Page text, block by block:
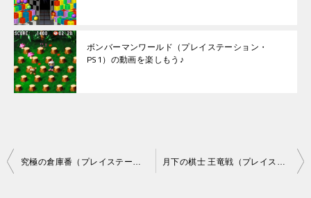
ボンバーマンワールド（プレイステーション・
PS1）の動画を楽しもう♪
投